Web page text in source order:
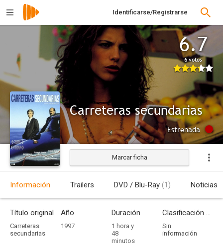
Identificarse/Registrarse
6.7
6 votos
Carreteras secundarias
Estrenada
Marcar ficha
Información Trailers DVD / Blu-Ray (1) Noticias
Título original
Carreteras
secundarias
Año
1997
Duración
1 hora y
48
minutos
Clasificación por edades
Sin
información